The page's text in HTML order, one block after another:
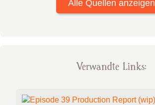
Alle Quellen anzeigen
Verwandte Links: